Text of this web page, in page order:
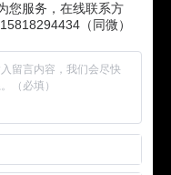
您服务，在线联系方
（同微）